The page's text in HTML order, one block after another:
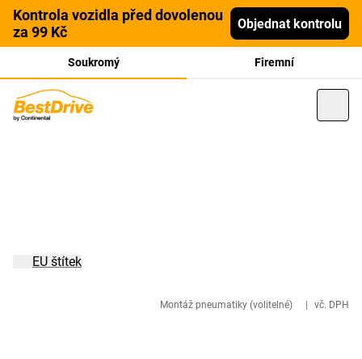
Kontrola vozidla před dovolenou
za 99 Kč
Objednat kontrolu
Soukromý Firemní
Montáž pneumatiky (volitelné) vč. DPH
EU štítek